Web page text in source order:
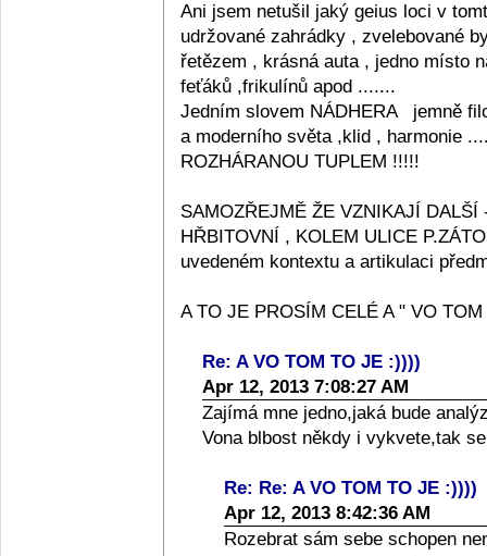
Ani jsem netušil jaký geius loci v
udržované zahrádky , zvelebované
řetězem , krásná auta , jedno místo
feťáků ,frikulínů apod .......
Jedním slovem NÁDHERA jemně
a moderního světa ,klid , harmonie
ROZHÁRANOU TUPLEM !!!!!
SAMOZŘEJMĚ ŽE VZNIKAJÍ
HŘBITOVNÍ , KOLEM ULICE
uvedeném kontextu a artikulaci
A TO JE PROSÍM CELÉ A " VO
Re: A VO TOM TO JE :))))
Apr 12, 2013 7:08:27 AM
Zajímá mne jedno,jaká bude
Vona blbost někdy i vykvete,tak
Re: Re: A VO TOM TO JE :))))
Apr 12, 2013 8:42:36 AM
Rozebrat sám sebe schopen